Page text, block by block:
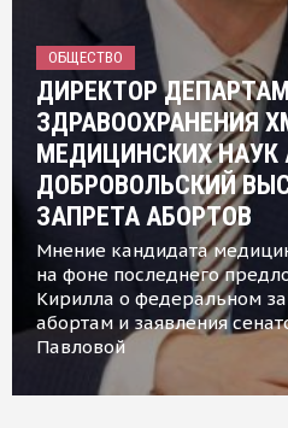
ОБЩЕСТВО
ДИРЕКТОР
ЗДРАВООХРАНЕНИЯ
МЕДИЦИНСКИХ НАУК
ДОБРОВОЛЬСКИЙ
ЗАПРЕТА АБОРТОВ
Мнение кандидата
на фоне последнего
Кирилла о федеральном
абортам и заявления
Павловой